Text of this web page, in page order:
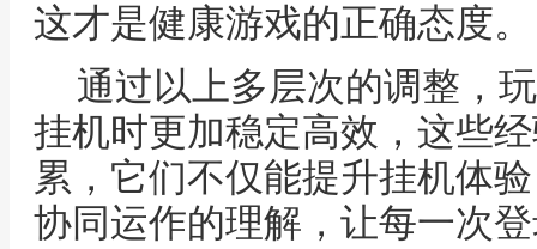
这才是健康游戏的正确态度。
通过以上多层次的调整，
挂机时更加稳定高效，这些
累，它们不仅能提升挂机体
协同运作的理解，让每一次